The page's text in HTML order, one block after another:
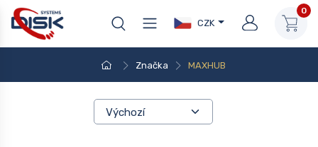
CZK
0
Značka MAXHUB